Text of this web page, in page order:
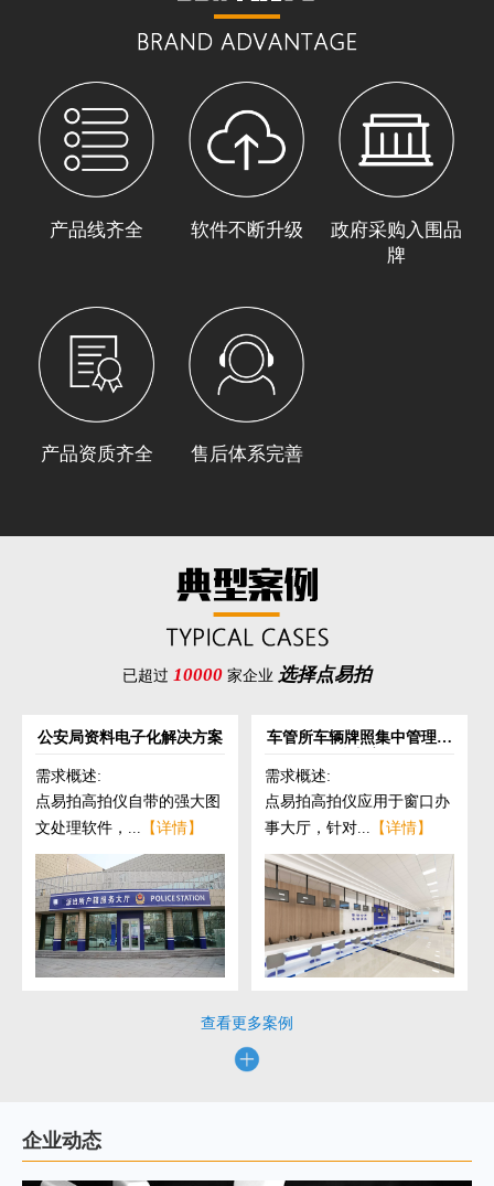
产品线齐全 软件不断升级
政府采购入围品
牌
产品资质齐全 售后体系完善
已超过 10000 家企业 选择点易拍
公安局资料电子化解决方案
需求概述:
点易拍高拍仪自带的强大图
文处理软件，... 【详情】
车管所车辆牌照集中管理解
需求概述:
点易拍高拍仪应用于窗口办
事大厅，针对... 【详情】
查看更多案例
企业动态